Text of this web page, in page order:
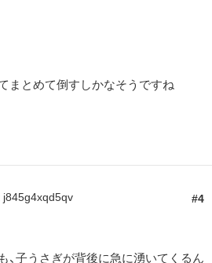
まとめて倒すしかなそうですね
4
j845g4xqd5qv
、子うさぎが背後に急に湧いてくるん